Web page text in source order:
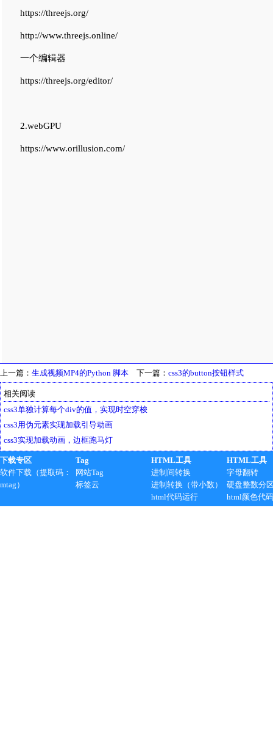
https://threejs.org/
http://www.threejs.online/
一个编辑器
https://threejs.org/editor/
2.webGPU
https://www.orillusion.com/
上一篇： 生成视频MP4的Python 脚本 下一篇： css3的button按钮样式
相关阅读
css3单独计算每个div的值，实现时空穿梭
css3用伪元素实现加载引导动画
css3实现加载动画，边框跑马灯
下载专区
软件下载（提取码：
mtag）
Tag
网站Tag
标签云
HTML工具
进制间转换
进制转换（带小数）
html代码运行
HTML工具
字母翻转
硬盘整数分
html颜色代码